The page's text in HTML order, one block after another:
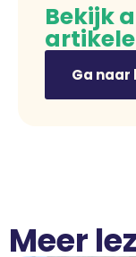
Bekijk
Ga naar
Meer